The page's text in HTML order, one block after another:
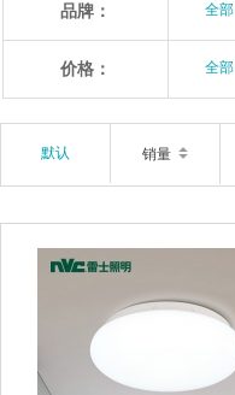
品牌： 全部
价格： 全部
默认 销量